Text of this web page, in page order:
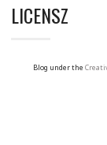
LICENSZ
Blog under the